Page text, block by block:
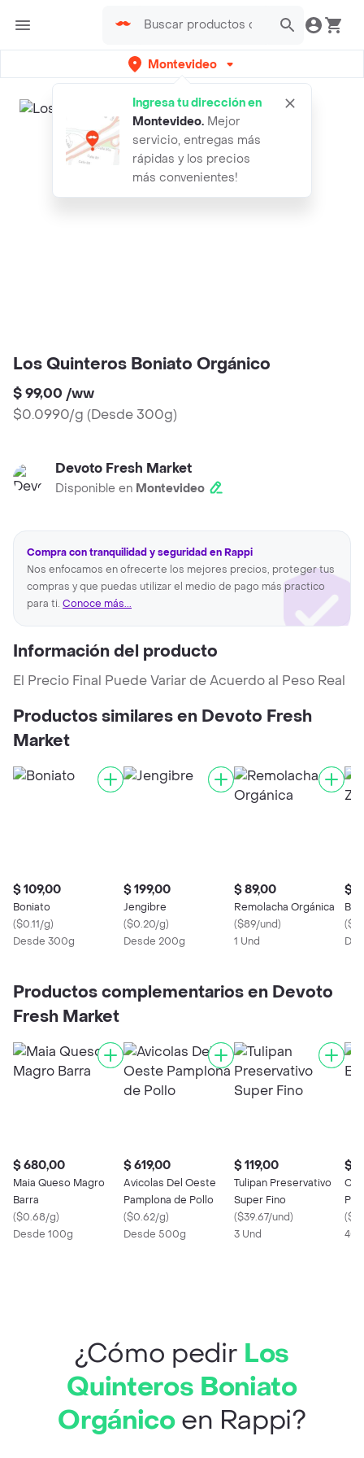
Montevideo
Ingresa tu dirección en
Montevideo. Mejor
servicio, entregas más
rápidas y los precios
más convenientes!
Los Quinteros Boniato Orgánico
$ 99,00 /ww
$0.0990/g (Desde 300g)
Devoto Fresh Market
Disponible en Montevideo
Compra con tranquilidad y seguridad en Rappi
Nos enfocamos en ofrecerte los mejores precios, proteger tus
compras y que puedas utilizar el medio de pago más practico
para ti. Conoce más...
Información del producto
El Precio Final Puede Variar de Acuerdo al Peso Real
Productos similares en Devoto Fresh
Market
$ 109,00
Boniato
($0.11/g)
Desde 300g
$ 199,00
Jengibre
($0.20/g)
Desde 200g
$ 89,00
Remolacha Orgánica
($89/und)
1 Und
$
(
Productos complementarios en Devoto
Fresh Market
$ 680,00
Maia Queso Magro
Barra
($0.68/g)
Desde 100g
$ 619,00
Avicolas Del Oeste
Pamplona de Pollo
($0.62/g)
Desde 500g
$ 119,00
Tulipan Preservativo
Super Fino
($39.67/und)
3 Und
$
(
¿Cómo pedir Los
Quinteros Boniato
Orgánicoen Rappi?